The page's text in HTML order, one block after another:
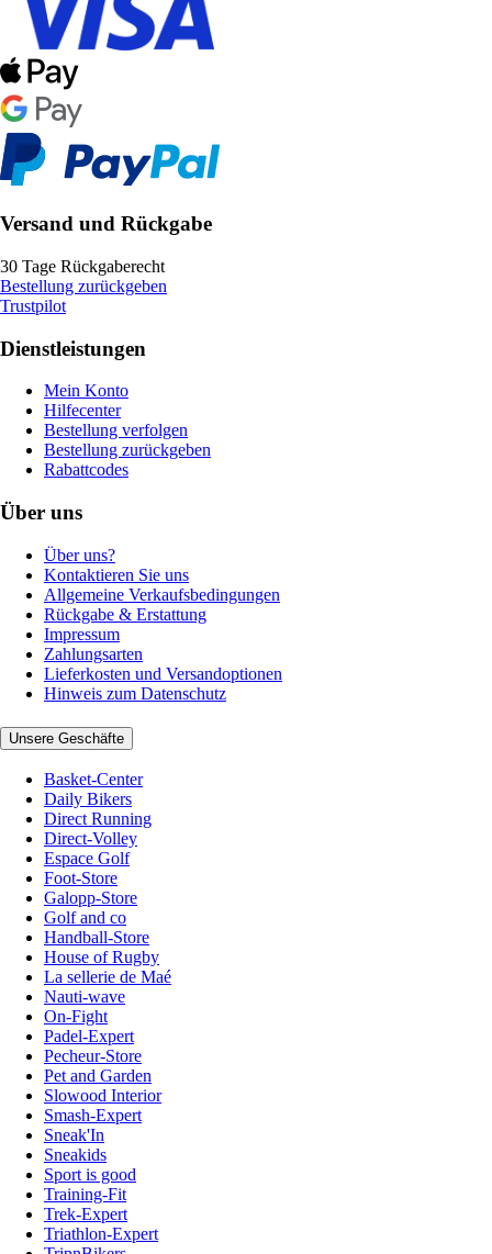
Versand und Rückgabe
30 Tage Rückgaberecht
Bestellung zurückgeben
Trustpilot
Dienstleistungen
Mein Konto
Hilfecenter
Bestellung verfolgen
Bestellung zurückgeben
Rabattcodes
Über uns
Über uns?
Kontaktieren Sie uns
Allgemeine Verkaufsbedingungen
Rückgabe & Erstattung
Impressum
Zahlungsarten
Lieferkosten und Versandoptionen
Hinweis zum Datenschutz
Unsere Geschäfte
Basket-Center
Daily Bikers
Direct Running
Direct-Volley
Espace Golf
Foot-Store
Galopp-Store
Golf and co
Handball-Store
House of Rugby
La sellerie de Maé
Nauti-wave
On-Fight
Padel-Expert
Pecheur-Store
Pet and Garden
Slowood Interior
Smash-Expert
Sneak'In
Sneakids
Sport is good
Training-Fit
Trek-Expert
Triathlon-Expert